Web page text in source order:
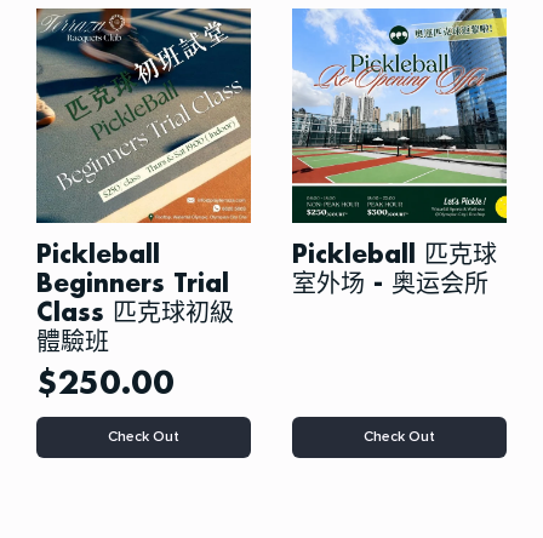
种
变
体。
可
在
产
品
页
面
上
选
择
这
些
选
项
Pickleball
Beginners Trial
Class 匹克球初級
體驗班
$250.00
Check Out
本
产
Pickleball 匹克球
室外场 - 奥运会所
Check Out